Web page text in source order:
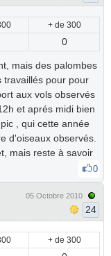
+ de 300
0
mais des palombes
travaillés pour pour
aux vols observés
et aprés midi bien
, qui cette année
d'oiseaux observés.
mais reste à savoir
0
05 Octobre 2010
24
+ de 300